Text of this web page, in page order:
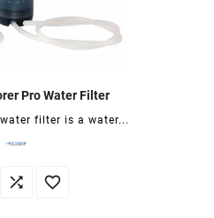
Pro Water Filter
filter is a water...
 